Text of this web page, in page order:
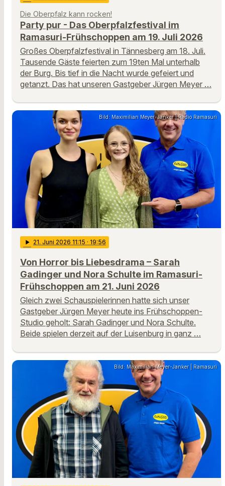
Die Oberpfalz kann rocken!
Party pur - Das Oberpfalzfestival im
Ramasuri-Frühschoppen am 19. Juli 2026
Großes Oberpfalzfestival in Tännesberg am 18. Juli.
Tausende Gäste feierten zum 19ten Mal unterhalb
der Burg. Bis tief in die Nacht wurde gefeiert und
getanzt. Das hat unseren Gastgeber Jürgen Meyer …
Bild: Maximilian Meyer-Janker | Radio Ramasuri
play_arrow 21. Juni 2026 11:15 · 19:56
Von Horror bis Liebesdrama – Sarah
Gadinger und Nora Schulte im Ramasuri-
Frühschoppen am 21. Juni 2026
Gleich zwei Schauspielerinnen hatte sich unser
Gastgeber Jürgen Meyer heute ins Frühschoppen-
Studio geholt: Sarah Gadinger und Nora Schulte.
Beide spielen derzeit auf der Luisenburg in ganz …
Bild: Maximilian Meyer-Janker | Ramasuri